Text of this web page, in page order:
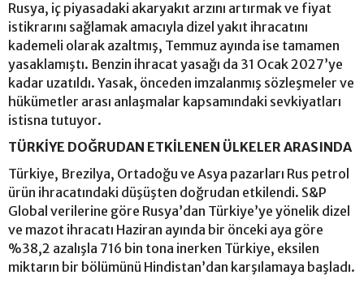
Rusya, iç piyasadaki akaryakıt arzını artırmak ve fiyat
istikrarını sağlamak amacıyla dizel yakıt ihracatını
kademeli olarak azaltmış, Temmuz ayında ise tamamen
yasaklamıştı. Benzin ihracat yasağı da 31 Ocak 2027’ye
kadar uzatıldı. Yasak, önceden imzalanmış sözleşmeler ve
hükümetler arası anlaşmalar kapsamındaki sevkiyatları
istisna tutuyor.
TÜRKİYE DOĞRUDAN ETKİLENEN ÜLKELER ARASINDA
Türkiye, Brezilya, Ortadoğu ve Asya pazarları Rus petrol
ürün ihracatındaki düşüşten doğrudan etkilendi. S&P
Global verilerine göre Rusya’dan Türkiye’ye yönelik dizel
ve mazot ihracatı Haziran ayında bir önceki aya göre
%38,2 azalışla 716 bin tona inerken Türkiye, eksilen
miktarın bir bölümünü Hindistan’dan karşılamaya başladı.